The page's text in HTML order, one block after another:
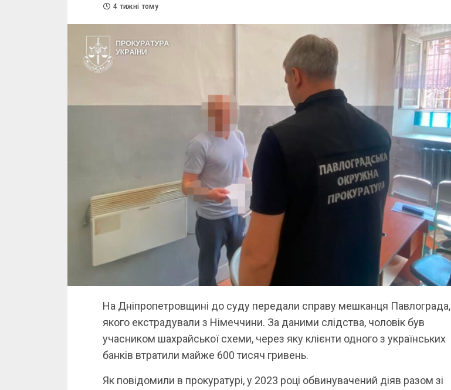
4 тижні тому
На Дніпропетровщині до суду передали справу мешканця Павлограда,
якого екстрадували з Німеччини. За даними слідства, чоловік був
учасником шахрайської схеми, через яку клієнти одного з українських
банків втратили майже 600 тисяч гривень.
Як повідомили в прокуратурі, у 2023 році обвинувачений діяв разом зі